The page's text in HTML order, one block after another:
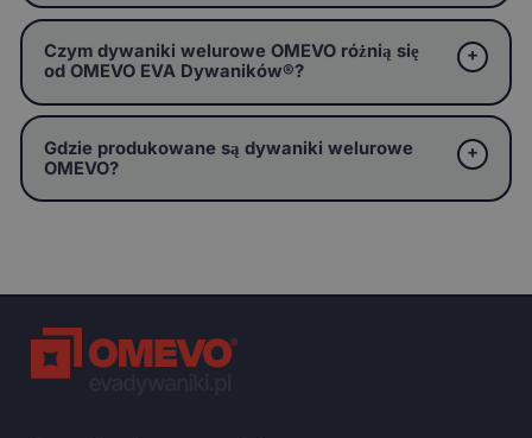
Czym dywaniki welurowe OMEVO różnią się
od OMEVO EVA Dywaników®?
Gdzie produkowane są dywaniki welurowe
OMEVO?